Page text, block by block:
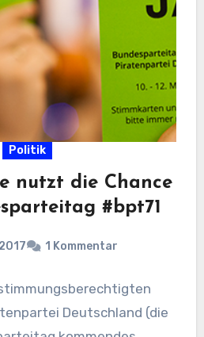
Politik
nutzt die Chance
#bpt71
1 Kommentar
Deutschland (die